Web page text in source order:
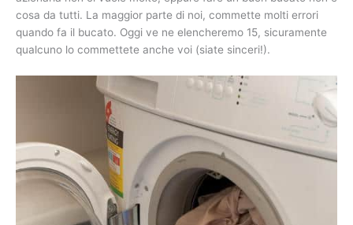
cosa da tutti. La maggior parte di noi, commette molti errori
quando fa il bucato. Oggi ve ne elencheremo 15, sicuramente
qualcuno lo commettete anche voi (siate sinceri!).